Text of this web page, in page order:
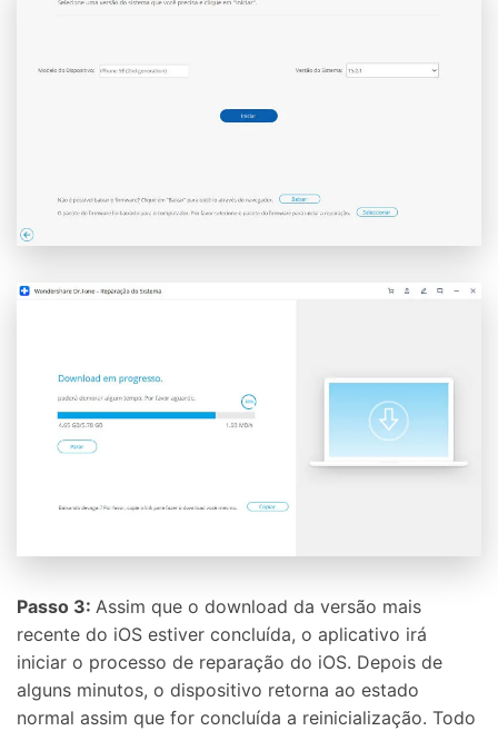
Passo 3: Assim que o download da versão mais
recente do iOS estiver concluída, o aplicativo irá
iniciar o processo de reparação do iOS. Depois de
alguns minutos, o dispositivo retorna ao estado
normal assim que for concluída a reinicialização. Todo